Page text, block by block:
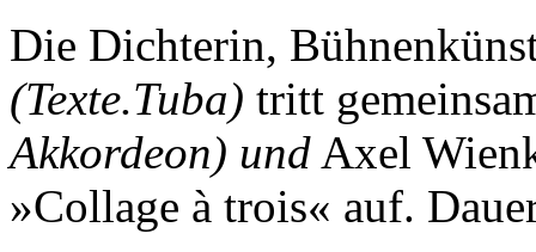
Die Dichterin,
(Texte.Tuba) tritt
Akkordeon) und Axel
»Collage à trois« auf.